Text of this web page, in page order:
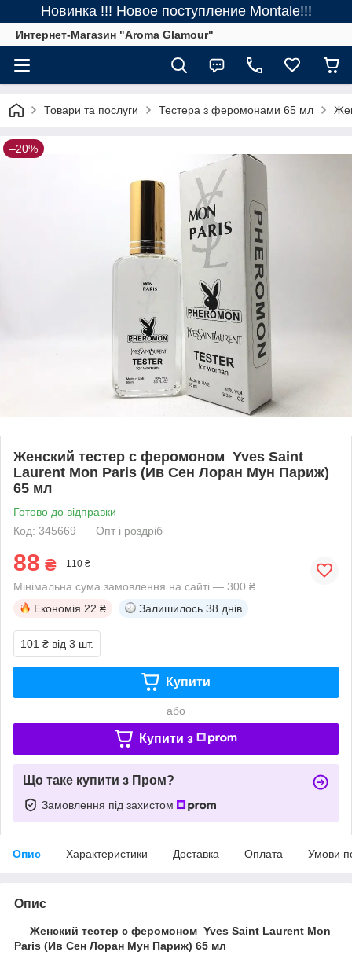
Новинка !!! Новое поступление Montale!!!
Интернет-Магазин "Aroma Glamour"
Товари та послуги Тестера з феромонами 65 мл
–20%
Женский тестер с феромоном Yves Saint
Laurent Mon Paris (Ив Сен Лоран Мун Париж)
65 мл
Готово до відправки
Код: 345669
Опт і роздріб
88 ₴ 110 ₴
Мінімальна сума замовлення на сайті — 300 ₴
Економія 22 ₴ Залишилось 38 днів
101 ₴ від 3 шт.
Купити
або
Купити з
Що таке купити з Пром?
Замовлення під захистом
Опис Характеристики Доставка Оплата Умови
Опис
Женский тестер с феромоном Yves Saint Laurent Mon
Paris (Ив Сен Лоран Мун Париж) 65 мл